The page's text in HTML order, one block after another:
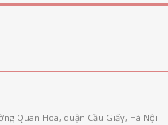
Quan Hoa, quận Cầu Giấy, Hà Nội